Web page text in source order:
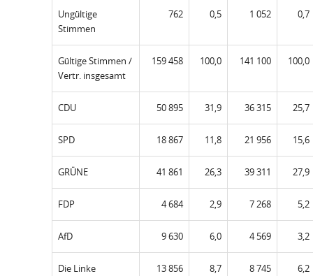
Ungültige
Stimmen
762 0,5 1 052 0,7
Gültige Stimmen /
Vertr. insgesamt
159 458 100,0 141 100 100,0
CDU 50 895 31,9 36 315 25,7
SPD 18 867 11,8 21 956 15,6
GRÜNE 41 861 26,3 39 311 27,9
FDP 4 684 2,9 7 268 5,2
AfD 9 630 6,0 4 569 3,2
Die Linke 13 856 8,7 8 745 6,2